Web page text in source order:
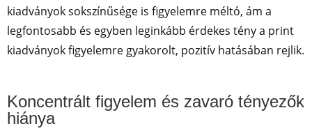
kiadványok sokszínűsége is figyelemre méltó, ám a
legfontosabb és egyben leginkább érdekes tény a print
kiadványok figyelemre gyakorolt, pozitív hatásában rejlik.
Koncentrált figyelem és zavaró tényezők
hiánya